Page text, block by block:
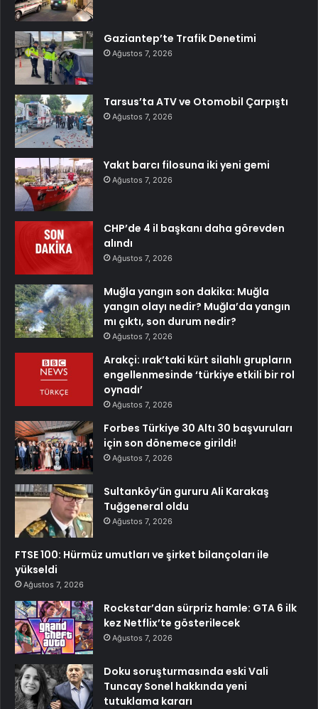
Gaziantep’te Trafik Denetimi
Ağustos 7, 2026
Tarsus’ta ATV ve Otomobil Çarpıştı
Ağustos 7, 2026
Yakıt barcı filosuna iki yeni gemi
Ağustos 7, 2026
CHP’de 4 il başkanı daha görevden
alındı
Ağustos 7, 2026
Muğla yangın son dakika: Muğla
yangın olayı nedir? Muğla’da yangın
mı çıktı, son durum nedir?
Ağustos 7, 2026
Arakçi: ırak’taki kürt silahlı grupların
engellenmesinde ‘türkiye etkili bir rol
oynadı’
Ağustos 7, 2026
Forbes Türkiye 30 Altı 30 başvuruları
için son dönemece girildi!
Ağustos 7, 2026
Sultanköy’ün gururu Ali Karakaş
Tuğgeneral oldu
Ağustos 7, 2026
FTSE 100: Hürmüz umutları ve şirket bilançoları ile
yükseldi
Ağustos 7, 2026
Rockstar’dan sürpriz hamle: GTA 6 ilk
kez Netflix’te gösterilecek
Ağustos 7, 2026
Doku soruşturmasında eski Vali
Tuncay Sonel hakkında yeni
tutuklama kararı